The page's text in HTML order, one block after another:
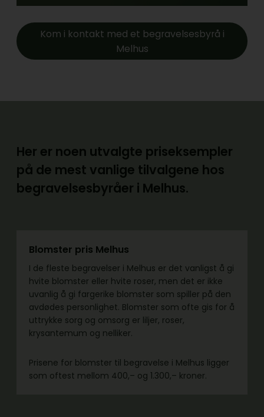
Kom i kontakt med et begravelsesbyrå i
Melhus
Her er noen utvalgte priseksempler
på de mest vanlige tilvalgene hos
begravelsesbyråer i Melhus.
Blomster pris Melhus
I de fleste begravelser i Melhus er det vanligst å gi
hvite blomster eller hvite roser, men det er ikke
uvanlig å gi fargerike blomster som spiller på den
avdødes personlighet. Blomster som ofte gis for å
uttrykke sorg og omsorg er liljer, roser,
krysantemum og nelliker.
Prisene for blomster til begravelse i Melhus ligger
som oftest mellom 400,– og 1.300,– kroner.